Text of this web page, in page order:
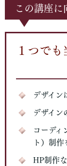
この講座に
１つで
デザイン
デザイン
コーディ
ト）制
HP制作